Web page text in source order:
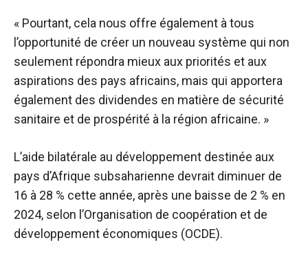
« Pourtant, cela nous offre également à tous
l’opportunité de créer un nouveau système qui non
seulement répondra mieux aux priorités et aux
aspirations des pays africains, mais qui apportera
également des dividendes en matière de sécurité
sanitaire et de prospérité à la région africaine. »
L’aide bilatérale au développement destinée aux
pays d’Afrique subsaharienne devrait diminuer de
16 à 28 % cette année, après une baisse de 2 % en
2024, selon l’Organisation de coopération et de
développement économiques (OCDE).